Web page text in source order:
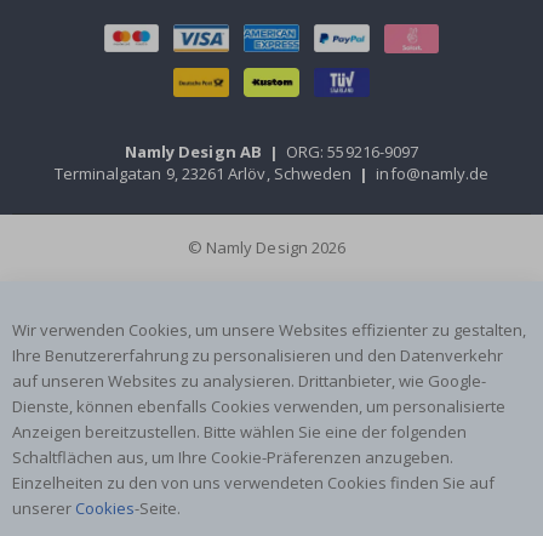
Namly Design AB | ORG: 559216-9097
Terminalgatan 9, 23261 Arlöv, Schweden | info@namly.de
© Namly Design 2026
Wir verwenden Cookies, um unsere Websites effizienter zu gestalten,
Ihre Benutzererfahrung zu personalisieren und den Datenverkehr
auf unseren Websites zu analysieren. Drittanbieter, wie Google-
Dienste, können ebenfalls Cookies verwenden, um personalisierte
Anzeigen bereitzustellen. Bitte wählen Sie eine der folgenden
Schaltflächen aus, um Ihre Cookie-Präferenzen anzugeben.
Einzelheiten zu den von uns verwendeten Cookies finden Sie auf
unserer Cookies-Seite.